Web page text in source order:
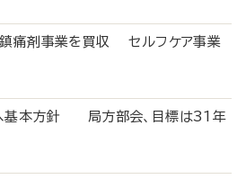
鎮痛剤事業を買収 セルフケア事業
基本方針 局方部会、目標は31年